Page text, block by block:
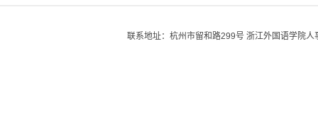
联系地址：杭州市留和路299号 浙江外国语学院